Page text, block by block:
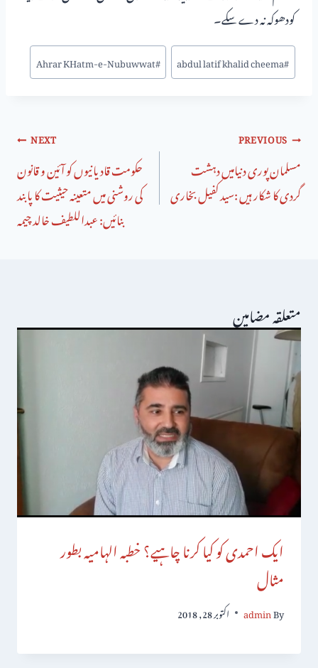
کودھوکہ نہ دے سکے۔
#
abdul latif khalid cheema
#
Ahrar KHatm-e-Nubuwwat
PREVIOUS
مسلمان پوری دنیامیں دہشت
گردی کا شکار ہیں :سید کفیل بخاری
NEXT
حکومت قادیانیوں کو آئین و قانون
کی روشنی میں متعینہ حیثیت کا پابند
بنائیں: عبداللطیف خالد چیمہ
متعلقہ مضامین
ایک احمدی کو کیا کرنا چاہیے؟ خطبہ الہامیہ بطور
مثال
By
admin اکتوبر 28, 2018